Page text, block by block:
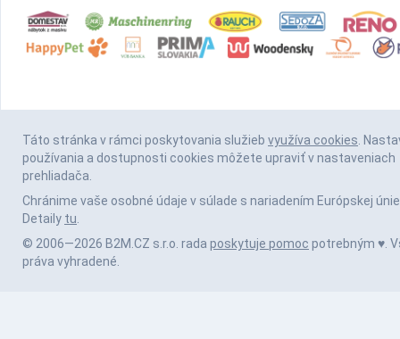
Táto stránka v rámci poskytovania služieb využíva cookies.
používania a dostupnosti cookies môžete upraviť v nastaveniach
prehliadača.
Chránime vaše osobné údaje v súlade s nariadením Európskej únie
Detaily tu.
© 2006—2026 B2M.CZ s.r.o. rada poskytuje pomoc potrebným ♥️.
práva vyhradené.